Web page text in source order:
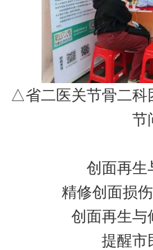
△省二医关节骨二科
节
创面再生
精修创面损
创面再生与
提醒市